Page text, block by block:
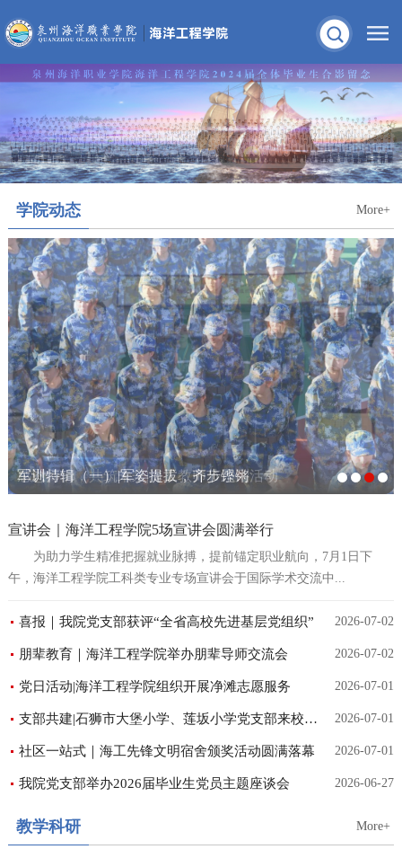
学院动态 More+
入学教育|海洋工程学院开展专业介绍
军训特辑（一）|军姿提拔，齐步铿锵
感恩师情，共筑未来|海工教师节系列活动
海工组织开展“开学第一课”
宣讲会｜海洋工程学院5场宣讲会圆满举行
为助力学生精准把握就业脉搏，提前锚定职业航向，7月1日下
午，海洋工程学院工科类专业专场宣讲会于国际学术交流中...
2026-07-02
喜报｜我院党支部获评“全省高校先进基层党组织”
2026-07-02
朋辈教育｜海洋工程学院举办朋辈导师交流会
2026-07-01
党日活动|海洋工程学院组织开展净滩志愿服务
2026-07-01
支部共建|石狮市大堡小学、莲坂小学党支部来校交流
2026-07-01
社区一站式｜海工先锋文明宿舍颁奖活动圆满落幕
2026-06-27
我院党支部举办2026届毕业生党员主题座谈会
教学科研 More+